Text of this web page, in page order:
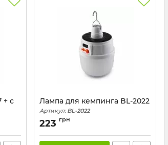
+ с
Лампа для кемпинга BL-2022
Артикул:BL-2022
223 грн